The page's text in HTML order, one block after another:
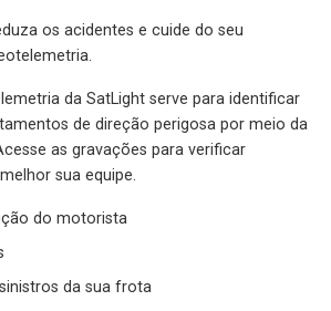
os acidentes e cuide do seu
da SatLight serve para identificar
de direção perigosa por meio da
as gravações para verificar
sua equipe.
do motorista
da sua frota